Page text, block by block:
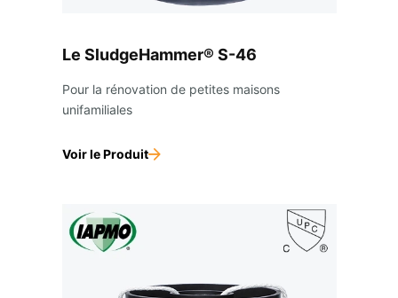
Le SludgeHammer® S-46
Pour la rénovation de petites maisons
unifamiliales
Voir le Produit